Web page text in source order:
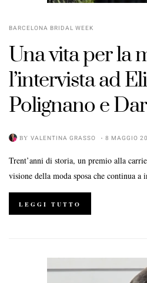
BARCELONA BRIDAL WEEK
Una vita per la
l’intervista ad
Polignano e
BY VALENTINA GRASSO 8 MAGGIO
Trent’anni di storia, un premio alla
visione della moda sposa che continua a
LEGGI TUTTO